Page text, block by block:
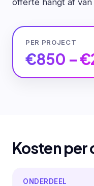
PER PROJECT
€850 –
Kosten per
ONDERDEEL